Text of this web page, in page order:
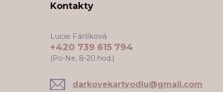
Kontakty
Lucie Fárlíková
+420 739 615 794
(Po-Ne, 8-20 hod.)
darkovekartyodlu@gmail.com